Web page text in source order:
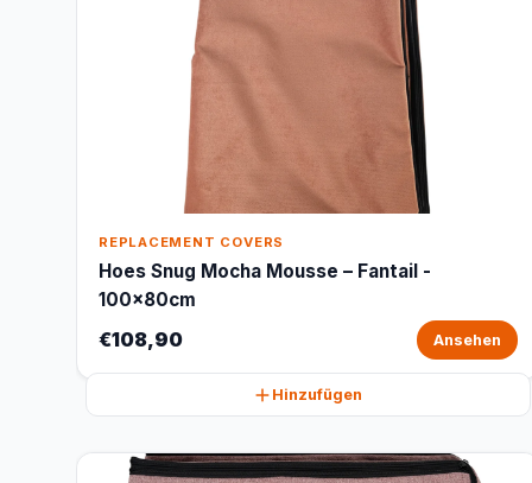
REPLACEMENT COVERS
Hoes Snug Mocha Mousse – Fantail -
100x80cm
€108,90 Ansehen
Hinzufügen